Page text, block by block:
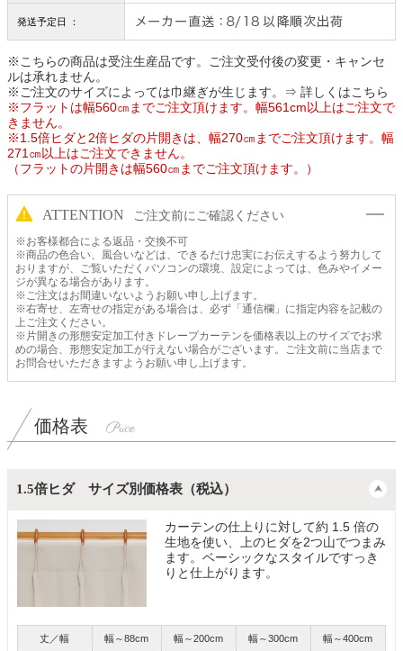
発送予定日 ：
※こちらの商品は受注生産品です。ご注文受付後の変更・キャンセ
ルは承れません。
※ご注文のサイズによっては巾継ぎが生じます。
⇒ 詳しくはこちら
※フラットは幅560㎝までご注文頂けます。幅561cm以上はご注文で
きません。
※1.5倍ヒダと2倍ヒダの片開きは、幅270㎝までご注文頂けます。幅
271㎝以上はご注文できません。
（フラットの片開きは幅560㎝までご注文頂けます。）
ATTENTION ご注文前にご確認ください
※お客様都合による返品・交換不可
※商品の色合い、風合いなどは、できるだけ忠実にお伝えするよう努力して
おりますが、ご覧いただくパソコンの環境、設定によっては、色みやイメー
ジが異なる場合があります。
※ご注文はお間違いないようお願い申し上げます。
※右寄せ、左寄せの指定がある場合は、必ず「通信欄」に指定内容を記載の
上ご注文ください。
※片開きの形態安定加工付きドレープカーテンを価格表以上のサイズでお求
めの場合、形態安定加工が行えない場合がございます。ご注文前に当店まで
お問合せいただきますようお願い申し上げます。
価格表
1.5倍ヒダ サイズ別価格表（税込）
カーテンの仕上りに対して約 1.5 倍の
生地を使い、上のヒダを2つ山でつまみ
ます。ベーシックなスタイルですっき
りと仕上がります。
丈／幅 幅～88cm 幅～200cm 幅～300cm 幅～400cm